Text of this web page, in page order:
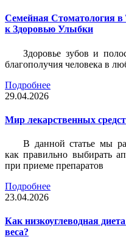
Семейная Стоматология
к Здоровью Улыбки
Здоровье зубов и
благополучия человека в
Подробнее
29.04.2026
Мир лекарственных
В данной статье мы
как правильно выбирать
при приеме препаратов
Подробнее
23.04.2026
Как низкоуглеводная
веса?